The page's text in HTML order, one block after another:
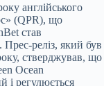
англійського
(QPR), що
став
реліз, який був
стверджував, що
Ocean
і регулюється